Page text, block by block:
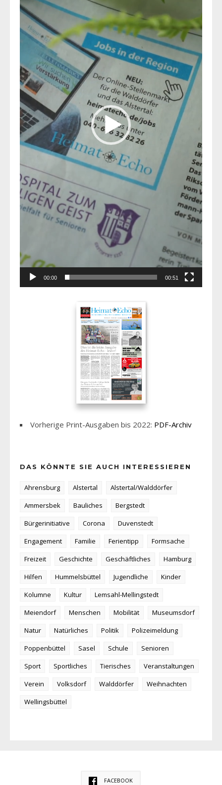
00:00 00:51
Vorherige Print-Ausgaben bis 2022: PDF-Archiv
DAS KÖNNTE SIE AUCH INTERESSIEREN
Ahrensburg Alstertal
Alstertal/Walddörfer
Ammersbek
Bauliches
Bergstedt
Bürgerinitiative
Corona
Duvenstedt
Engagement
Familie Ferientipp
Formsache
Freizeit
Geschichte Geschäftliches
Hamburg
Hilfen
Hummelsbüttel Jugendliche
Kinder
Kolumne
Kultur
Lemsahl-Mellingstedt
Meiendorf
Menschen Mobilität
Museumsdorf
Natur
Natürliches Politik
Polizeimeldung
Poppenbüttel
Sasel Schule
Senioren
Sport
Sportliches Tierisches
Veranstaltungen
Verein
Volksdorf Walddörfer
Weihnachten
Wellingsbüttel
FACEBOOK